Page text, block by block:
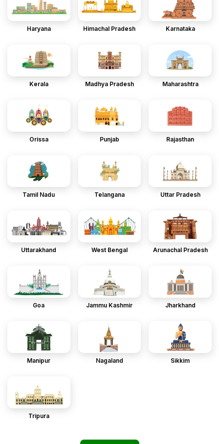
Haryana Himachal Pradesh Karnataka
Kerala Madhya Pradesh Maharashtra
Orissa Punjab Rajasthan
Tamil Nadu Telangana Uttar Pradesh
Uttarakhand West Bengal Arunachal Pradesh
Goa Jammu Kashmir Jharkhand
Manipur Nagaland Sikkim
Tripura